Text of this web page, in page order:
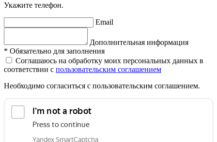
Укажите телефон.
Email
Дополнительная информация
* Обязательно для заполнения
Соглашаюсь на обработку моих персональных данных в
соответствии с пользовательским соглашением
Необходимо согласиться с пользовательским соглашением.